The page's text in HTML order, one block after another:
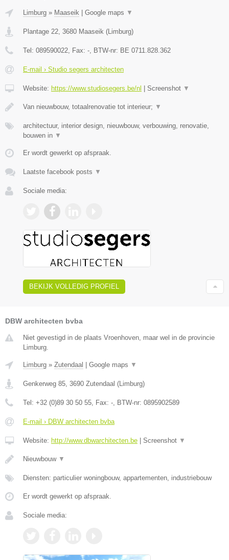
Limburg » Maaseik Google maps ▼
Plantage 22, 3680 Maaseik (Limburg)
Tel: 089590022, Fax: -, BTW-nr: BE 0711.828.362
E-mail › Studio segers architecten
Website: https://www.studiosegers.be/nl Screenshot ▼
Van nieuwbouw, totaalrenovatie tot interieur; ▼
architectuur, interior design, nieuwbouw, verbouwing, renovatie,
bouwen in ▼
Er wordt gewerkt op afspraak.
Laatste facebook posts ▼
Sociale media:
BEKIJK VOLLEDIG PROFIEL
DBW architecten bvba
Niet gevestigd in de plaats Vroenhoven, maar wel in de provincie
Limburg.
Limburg » Zutendaal Google maps ▼
Genkerweg 85 3690 Zutendaal ( Limburg)
Tel: +32 (0)89 30 50 55 , Fax: - , BTW-nr: 0895902589
E-mail › DBW architecten bvba
Website: http://www.dbwarchitecten.be Screenshot ▼
Nieuwbouw ▼
Diensten: particulier woningbouw, appartementen, industriebouw
Er wordt gewerkt op afspraak.
Sociale media: